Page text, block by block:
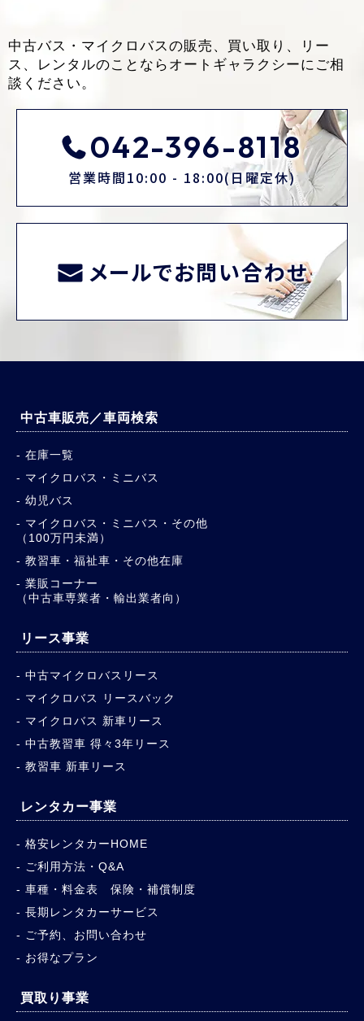
中古バス・マイクロバスの販売、買い取り、リー
ス、レンタルのことなら オートギャラクシーにご相
談ください。
042-396-8118
営業時間10:00 - 18:00(日曜定休)
メールでお問い合わせ
中古車販売／車両検索
在庫一覧
マイクロバス・ミニバス
幼児バス
マイクロバス・ミニバス・その他
（100万円未満）
教習車・福祉車・その他在庫
業販コーナー
（中古車専業者・輸出業者向）
リース事業
中古マイクロバスリース
マイクロバス リースバック
マイクロバス 新車リース
中古教習車 得々3年リース
教習車 新車リース
レンタカー事業
格安レンタカーHOME
ご利用方法・Q&A
車種・料金表 保険・補償制度
長期レンタカーサービス
ご予約、お問い合わせ
お得なプラン
買取り事業